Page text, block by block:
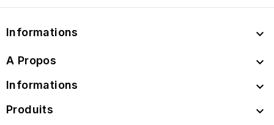
Informations 
A Propos 
Informations 
Produits 